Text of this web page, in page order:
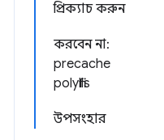
প্রিক্যাচ করুন
করবেন না:
precache
polyfills
উপসংহার